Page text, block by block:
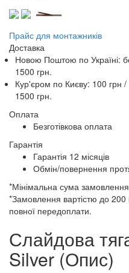
Прайс для монтажників
Доставка
Новою Поштою по Україні:
1500 грн.
Кур'єром по Києву: 100 грн /
1500 грн.
Оплата
Безготівкова оплата
Гарантія
Гарантія 12 місяців
Обмін/повернення
*Мінімальна сума
*Замовлення вартістю до 200
повної передоплати.
Слайдова
Silver (Опис)